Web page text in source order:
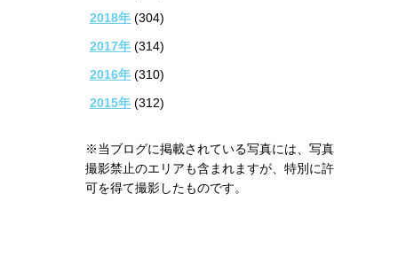
2018年 (304)
2017年 (314)
2016年 (310)
2015年 (312)
※当ブログに掲載されている写真には、写真
撮影禁止のエリアも含まれますが、特別に許
可を得て撮影したものです。